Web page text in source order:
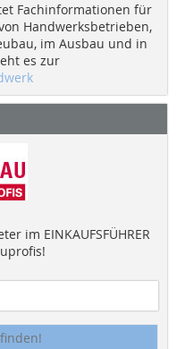
Fachinformationen für
Handwerksbetrieben,
im Ausbau und in
es zur
im EINKAUFSFÜHRER